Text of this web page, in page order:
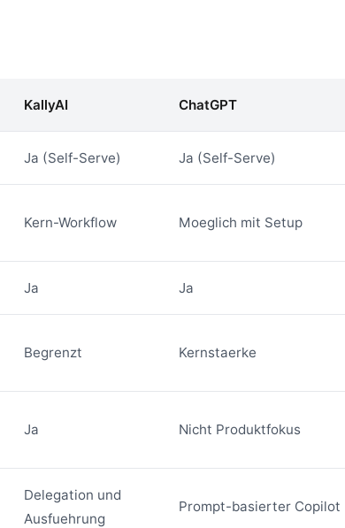
KallyAI ChatGPT
Ja (Self-Serve) Ja (Self-Serve)
Kern-Workflow Moeglich mit Setup
Ja Ja
Begrenzt Kernstaerke
Ja Nicht Produktfokus
Delegation und
Ausfuehrung
Prompt-basierter Copilot